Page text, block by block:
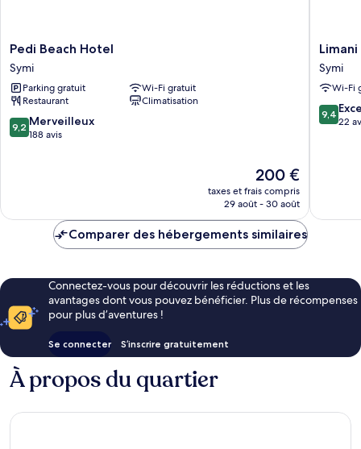
Pedi
Beach
Hotel
Symi
Pedi Beach Hotel
Symi
Parking gratuit
Wi-Fi gratuit
Restaurant
Climatisation
9.2
sur
9,2 Merveilleux
188 avis
Le
nouveau
prix
de
200 €
taxes et frais compris
29 août - 30 août
Limani
Life
Symi
Symi
Wi-Fi
9.4
sur
9,4
22
Comparer des hébergements similaires
Connectez-vous pour découvrir les réductions et les
avantages dont vous pouvez bénéficier. Plus de récompenses
pour plus d’aventures !
Se connecter S’inscrire gratuitement
À propos du quartier